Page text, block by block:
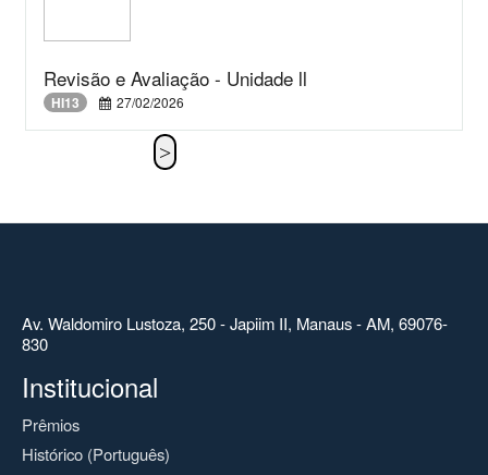
Revisão e Avaliação - Unidade ll
HI13 27/02/2026
Av. Waldomiro Lustoza, 250 - Japiim II, Manaus - AM, 69076-
830
Institucional
Prêmios
Histórico (Português)